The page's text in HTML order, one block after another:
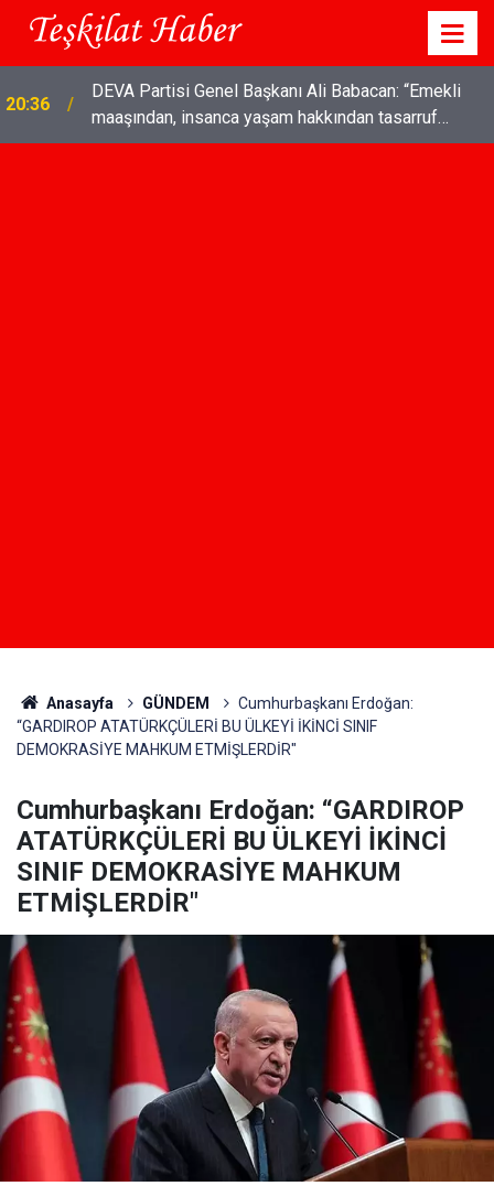
20:36
DEVA Partisi Genel Başkanı Ali Babacan: “Emekli
maaşından, insanca yaşam hakkından tasarruf
olmaz"
Anasayfa GÜNDEM
Cumhurbaşkanı Erdoğan:
“GARDIROP ATATÜRKÇÜLERİ BU ÜLKEYİ İKİNCİ SINIF
DEMOKRASİYE MAHKUM ETMİŞLERDİR"
Cumhurbaşkanı Erdoğan: “GARDIROP
ATATÜRKÇÜLERİ BU ÜLKEYİ İKİNCİ
SINIF DEMOKRASİYE MAHKUM
ETMİŞLERDİR"